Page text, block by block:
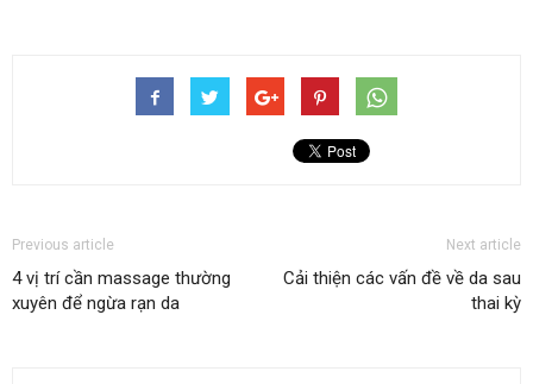
Previous article
4 vị trí cần massage thường
xuyên để ngừa rạn da
Next article
Cải thiện các vấn đề về da sau
thai kỳ